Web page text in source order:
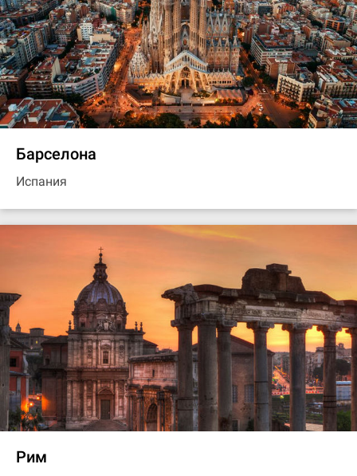
Барселона
Испания
Рим